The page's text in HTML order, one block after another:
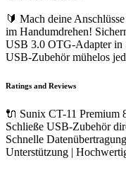
🔰 Mach deine
im Handumdrehen!
USB 3.0 OTG-Adapter in
USB-Zubehör mühelos
Ratings and Reviews
🔌 Sunix CT-11
Schließe USB-Zubehör
Schnelle
Unterstützung |